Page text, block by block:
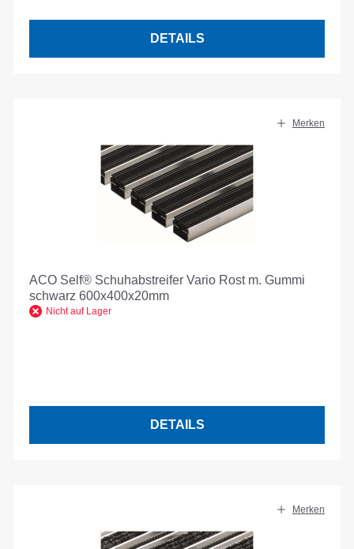
DETAILS
Merken
ACO Self® Schuhabstreifer Vario Rost m. Gummi
schwarz 600x400x20mm
Nicht auf Lager
DETAILS
Merken